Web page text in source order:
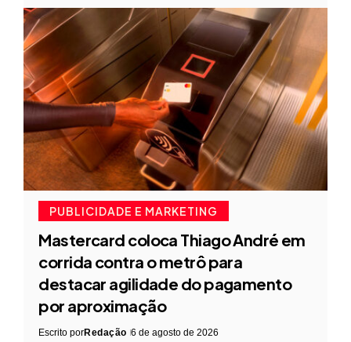
PUBLICIDADE E MARKETING
Mastercard coloca Thiago André em
corrida contra o metrô para
destacar agilidade do pagamento
por aproximação
Escrito porRedação 6 de agosto de 2026